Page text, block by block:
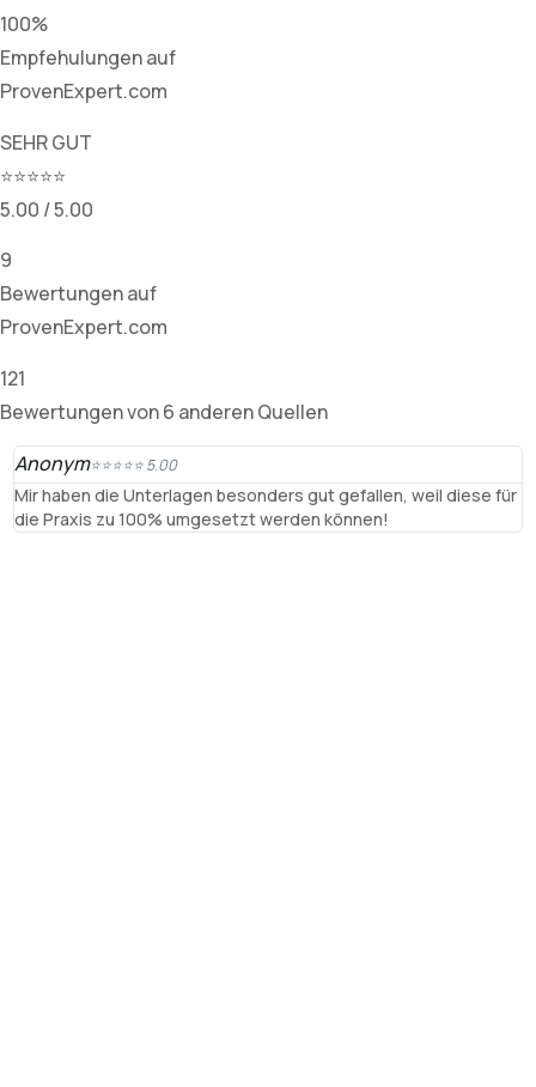
100%
Empfehulungen auf
ProvenExpert.com
SEHR GUT
⭐⭐⭐⭐⭐
5.00 / 5.00
9
Bewertungen auf
ProvenExpert.com
121
Bewertungen von 6 anderen Quellen
Anonym⭐⭐⭐⭐⭐ 5.00
Mir haben die Unterlagen besonders gut gefallen, weil diese für
die Praxis zu 100% umgesetzt werden können!